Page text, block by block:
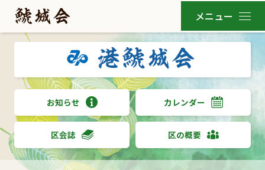
お知らせ カレンダー
区会誌 区の概要